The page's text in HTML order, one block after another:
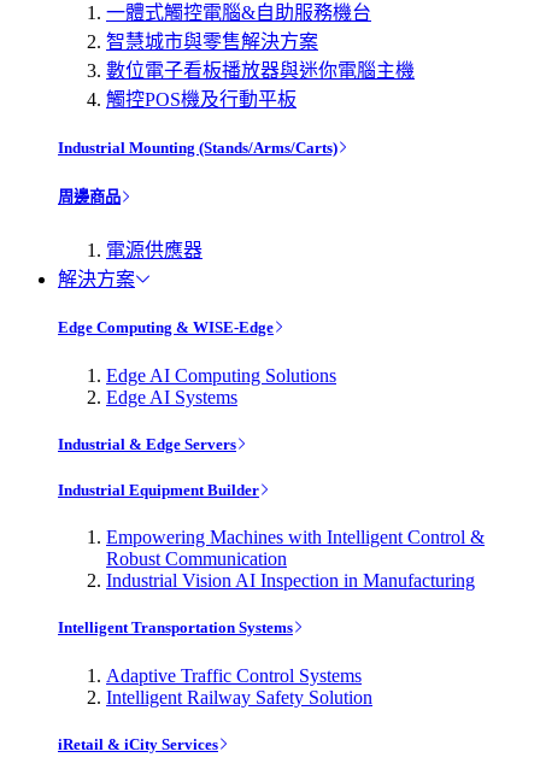
一體式觸控電腦&自助服務機台
智慧城市與零售解決方案
數位電子看板播放器與迷你電腦主機
觸控POS機及行動平板
Industrial Mounting (Stands/Arms/Carts)
周邊商品
電源供應器
解決方案
Edge Computing & WISE-Edge
Edge AI Computing Solutions
Edge AI Systems
Industrial & Edge Servers
Industrial Equipment Builder
Empowering Machines with Intelligent Control &
Robust Communication
Industrial Vision AI Inspection in Manufacturing
Intelligent Transportation Systems
Adaptive Traffic Control Systems
Intelligent Railway Safety Solution
iRetail & iCity Services